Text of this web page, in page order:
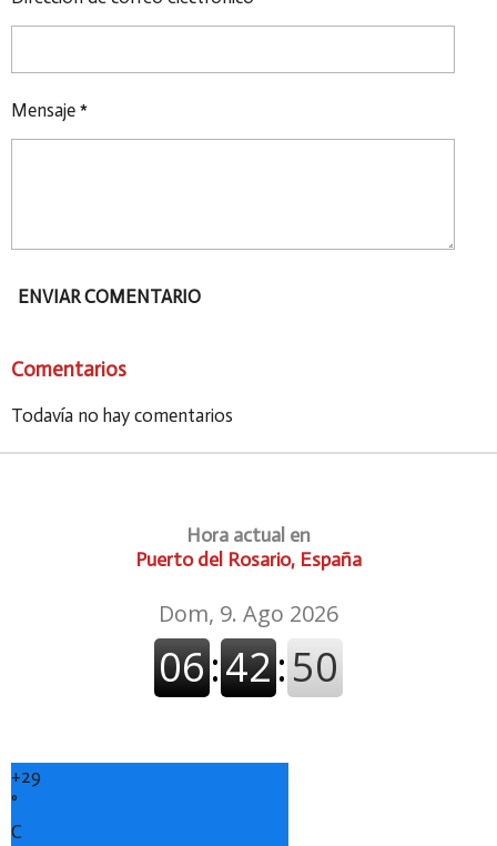
Mensaje *
ENVIAR COMENTARIO
Comentarios
Todavía no hay comentarios
Hora actual en
Puerto del Rosario, España
+29
°
C